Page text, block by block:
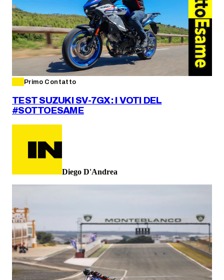
Primo Contatto
TEST SUZUKI SV-7GX: I VOTI DEL
#SOTTOESAME
Diego D'Andrea